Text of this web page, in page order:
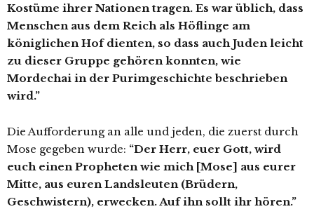
Kostüme ihrer Nationen tragen. Es war üblich, dass
Menschen aus dem Reich als Höflinge am
königlichen Hof dienten, so dass auch Juden leicht
zu dieser Gruppe gehören konnten, wie
Mordechai in der Purimgeschichte beschrieben
wird.”
Die Aufforderung an alle und jeden, die zuerst durch
Mose gegeben wurde: “Der Herr, euer Gott, wird
euch einen Propheten wie mich [Mose] aus eurer
Mitte, aus euren Landsleuten (Brüdern,
Geschwistern), erwecken. Auf ihn sollt ihr hören.”